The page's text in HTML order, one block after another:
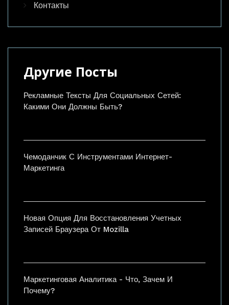
Контакты
Другие Посты
Рекламные Тексты Для Социальных Сетей:
Какими Они Должны Быть?
Чемоданчик С Инструментами Интернет-
Маркетинга
Новая Опция Для Восстановления Учетных
Записей Браузера От Mozilla
Маркетинговая Аналитика - Что, Зачем И
Почему?